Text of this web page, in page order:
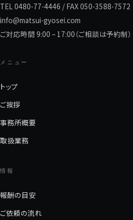
TEL 0480-77-4446 / FAX 050-3588-7572
info@matsui-gyosei.com
ご対応時間 9:00 – 17:00（ご相談は予約制）
メニュー
トップ
ご挨拶
事務所概要
取扱業務
情報
報酬の目安
ご依頼の流れ